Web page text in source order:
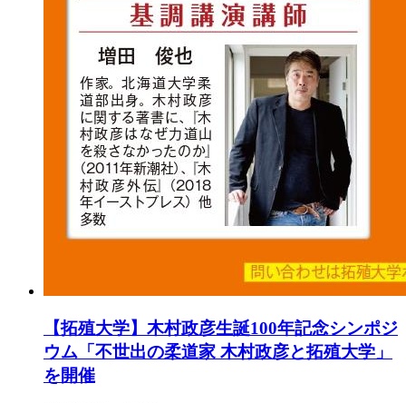
【拓殖大学】木村政彦生誕100年記念シンポジ
ウム「不世出の柔道家 木村政彦と拓殖大学」
を開催